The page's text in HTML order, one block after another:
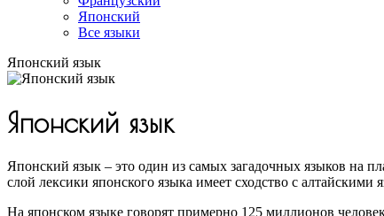
Японский
Все языки
Японский язык
Японский язык
Японский язык – это один из самых загадочных языков на
слой лексики японского языка имеет сходство с
На японском языке говорят примерно 125 миллионов